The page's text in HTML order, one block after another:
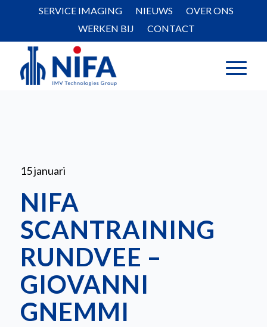
SERVICE IMAGING NIEUWS
OVER ONS
WERKEN BIJ
CONTACT
15 januari
NIFA
SCANTRAINING
RUNDVEE –
GIOVANNI
GNEMMI